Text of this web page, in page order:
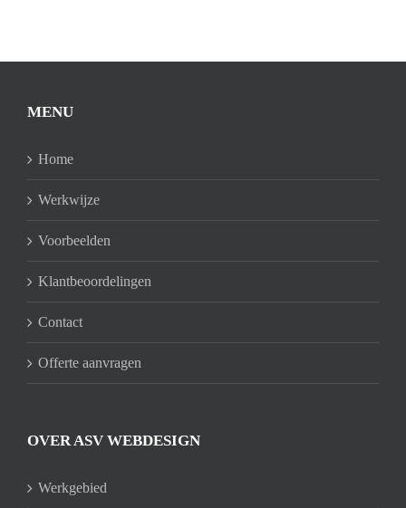
MENU
Home
Werkwijze
Voorbeelden
Klantbeoordelingen
Contact
Offerte aanvragen
OVER ASV WEBDESIGN
Werkgebied